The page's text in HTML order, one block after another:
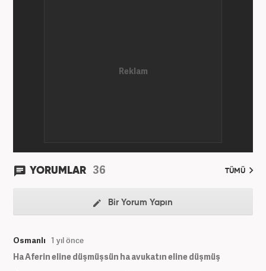
YORUMLAR 36 TÜMÜ
Bir Yorum Yapın
Osmanlı 1 yıl önce
Ha Aferin eline düşmüşsün ha avukatın eline düşmüş